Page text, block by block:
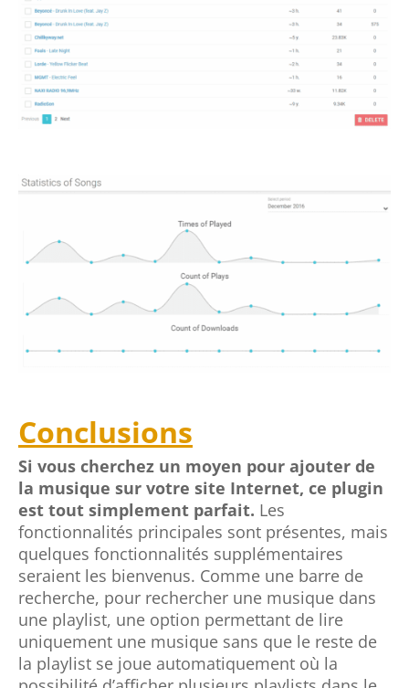
Si vous cherchez un moyen pour ajouter de
la musique sur votre site Internet, ce plugin
est tout simplement parfait.Les
fonctionnalités principales sont présentes, mais
quelques fonctionnalités supplémentaires
seraient les bienvenus. Comme une barre de
recherche, pour rechercher une musique dans
une playlist, une option permettant de lire
uniquement une musique sans que le reste de
la playlist se joue automatiquement où la
possibilité d’afficher plusieurs playlists dans le
Player.